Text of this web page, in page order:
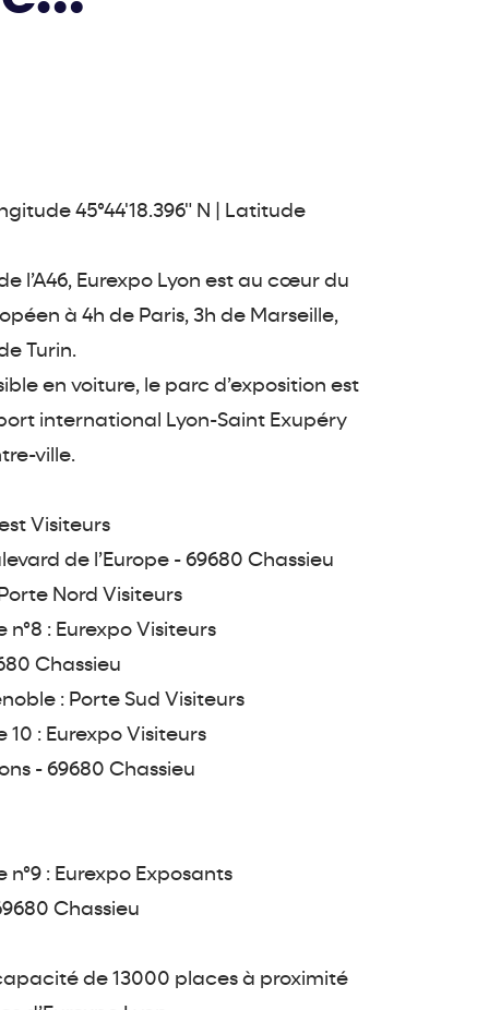
45°44'18.396" N | Latitude
l’A46, Eurexpo Lyon est au cœur du
à 4h de Paris, 3h de Marseille,
Turin.
en voiture, le parc d’exposition est
international Lyon-Saint Exupéry
ville.
Visiteurs
de l’Europe - 69680 Chassieu
Nord Visiteurs
n°8 : Eurexpo Visiteurs
Chassieu
: Porte Sud Visiteurs
10 : Eurexpo Visiteurs
- 69680 Chassieu
n°9 : Eurexpo Exposants
Chassieu
de 13000 places à proximité